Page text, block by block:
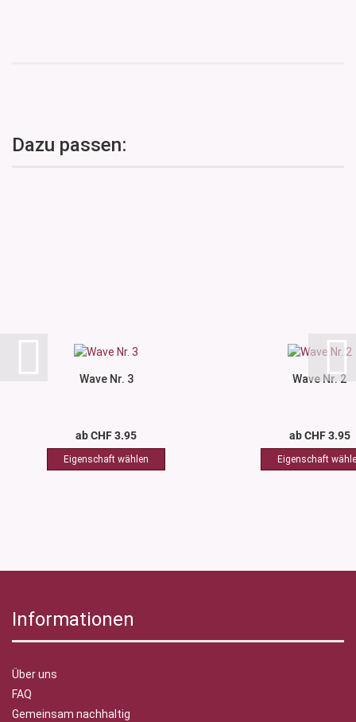
Dazu passen:
Wave Nr. 3
ab CHF 3.95
Wave Nr. 2
ab CHF 3.95
Informationen
Über uns
FAQ
Gemeinsam nachhaltig